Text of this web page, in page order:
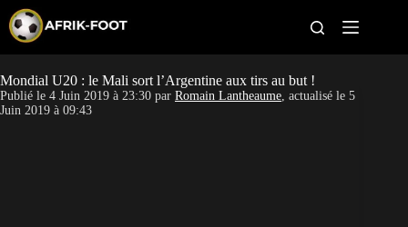
p
t
o
c
CAN féminine
Mondial U20 : le Mali sort l’Argentine aux tirs au but !
Publié le 4 Juin 2019 à 23:30 par Romain Lantheaume, actualisé le 5
Juin 2019 à 09:43